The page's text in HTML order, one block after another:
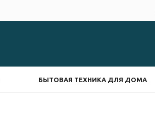
БЫТОВАЯ ТЕХНИКА ДЛЯ ДОМА